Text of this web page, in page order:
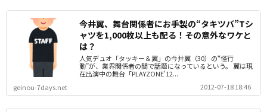
今井翼、舞台関係者にお手製の“タキツバ”Tシ
ャツを1,000枚以上も配る！その意外なワケと
は？
人気デュオ「タッキー＆翼」の今井翼（30）の“怪行
動”が、業界関係者の間で話題になっているという。 翼は現
在出演中の舞台「PLAYZONE'12...
geinou-7days.net
2012-07-18 18:46